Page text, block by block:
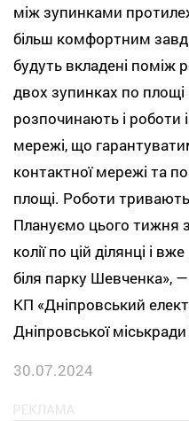
між зупинками
більш комфортним
будуть вкладені поміж
двох зупинках по площі
розпочинають і роботи
мережі, що
контактної мережі та
площі. Роботи
Плануємо цього тижня
колії по цій ділянці і
біля парку Шевченка»,
КП «Дніпровський
Дніпровської
30.07.2024